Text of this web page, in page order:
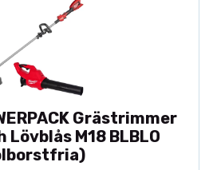
Grästrimmer
Lövblås M18 BLBLO